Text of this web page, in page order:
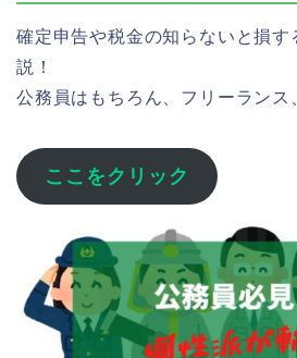
確定申告や税金の知らないと損す
説！
公務員はもちろん、フリーランス
ここをクリック